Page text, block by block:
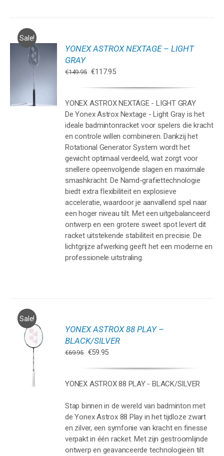
Sale!
YONEX ASTROX NEXTAGE – LIGHT
GRAY
€149.95 Oorspronkelijke
€149.95.
€117.95Huidige
€117.95.
YONEX ASTROX NEXTAGE - LIGHT GRAY
De Yonex Astrox Nextage - Light Gray is het
ideale badmintonracket voor spelers die kracht
en controle willen combineren. Dankzij het
Rotational Generator System wordt het
gewicht optimaal verdeeld, wat zorgt voor
snellere opeenvolgende slagen en maximale
smashkracht. De Namd-grafiettechnologie
biedt extra flexibiliteit en explosieve
acceleratie, waardoor je aanvallend spel naar
een hoger niveau tilt. Met een uitgebalanceerd
ontwerp en een grotere sweet spot levert dit
racket uitstekende stabiliteit en precisie. De
lichtgrijze afwerking geeft het een moderne en
professionele uitstraling.
Sale!
YONEX ASTROX 88 PLAY –
BLACK/SILVER
€69.95
Oorspronkelijke
€69.95.
€59.95Huidige
€59.95.
YONEX ASTROX 88 PLAY - BLACK/SILVER
Stap binnen in de wereld van badminton met
de Yonex Astrox 88 Play in het tijdloze zwart
en zilver, een symfonie van kracht en finesse
verpakt in één racket. Met zijn gestroomlijnde
ontwerp en geavanceerde technologieën tilt